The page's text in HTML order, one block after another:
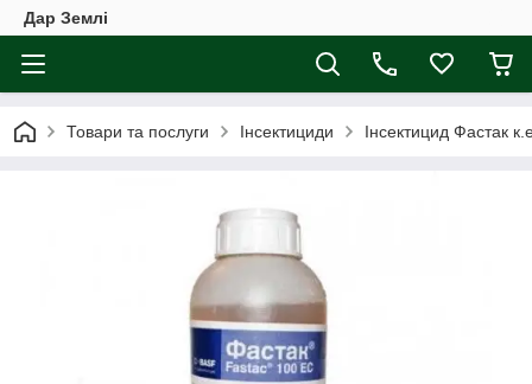
Дар Землі
Товари та послуги Інсектициди Інсектицид Фастак